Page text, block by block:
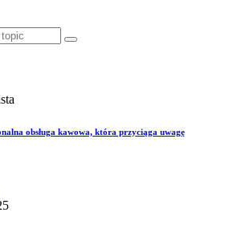
obsługa kawowa, która przyciąga uwagę